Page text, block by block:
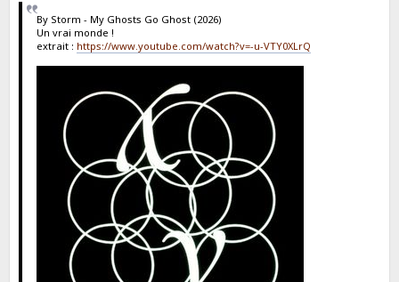
By Storm - My Ghosts Go Ghost (2026)
Un vrai monde !
extrait : https://www.youtube.com/watch?v=-u-VTY0XLrQ